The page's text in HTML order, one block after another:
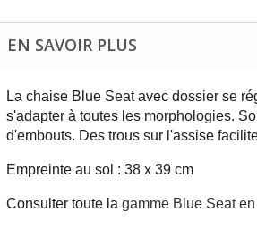
EN SAVOIR PLUS
La chaise Blue Seat avec dossier se
s'adapter à toutes les morphologies.
d'embouts. Des trous sur l'assise
Empreinte au sol : 38 x 39 cm
Consulter toute la gamme Blue Seat